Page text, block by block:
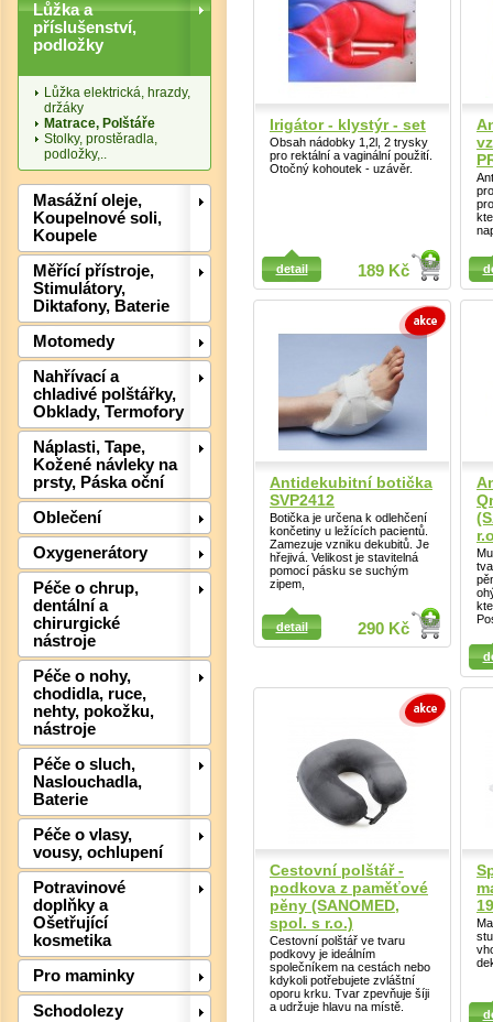
Lůžka a
příslušenství,
podložky
Lůžka elektrická, hrazdy,
držáky
Matrace, Polštáře
Stolky, prostěradla,
podložky,..
Masážní oleje,
Koupelnové soli,
Koupele
Měřící přístroje,
Stimulátory,
Diktafony, Baterie
Motomedy
Nahřívací a
chladivé polštářky,
Obklady, Termofory
Náplasti, Tape,
Kožené návleky na
prsty, Páska oční
Oblečení
Oxygenerátory
Péče o chrup,
dentální a
chirurgické
nástroje
Péče o nohy,
chodidla, ruce,
nehty, pokožku,
nástroje
Péče o sluch,
Naslouchadla,
Baterie
Péče o vlasy,
vousy, ochlupení
Potravinové
doplňky a
Ošetřující
kosmetika
Pro maminky
Schodolezy
Irigátor - klystýr - set
Obsah nádobky 1,2l, 2 trysky
pro rektální a vaginální použití.
Otočný kohoutek - uzávěr.
189 Kč
detail
Detail
Detail
Antidekubitní botička
SVP2412
Botička je určena k odlehčení
končetiny u ležících pacientů.
Zamezuje vzniku dekubitů. Je
hřejivá. Velikost je stavitelná
pomocí pásku se suchým
zipem,
290 Kč
detail
Detail
Detail
Cestovní polštář -
podkova z paměťové
pěny (SANOMED,
spol. s r.o.)
Cestovní polštář ve tvaru
podkovy je ideálním
společníkem na cestách nebo
kdykoli potřebujete zvláštní
oporu krku. Tvar zpevňuje šíji
a udržuje hlavu na místě.
Detail